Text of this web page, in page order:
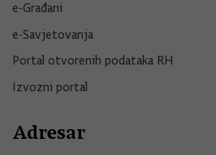
e-Građani
e-Savjetovanja
Portal otvorenih podataka RH
Izvozni portal
Adresar